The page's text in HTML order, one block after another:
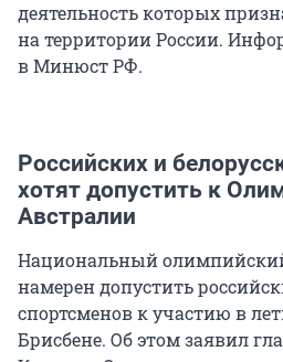
деятельность которых
на территории России.
в Минюст РФ.
Российских и
хотят допустить к
Австралии
Национальный
намерен допустить
спортсменов к участию в
Брисбене. Об этом заявил